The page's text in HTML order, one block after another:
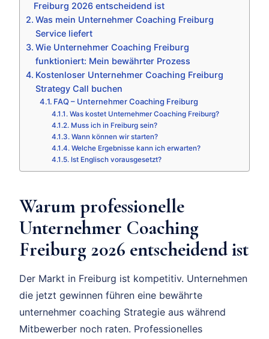
Freiburg 2026 entscheidend ist
Was mein Unternehmer Coaching Freiburg
Service liefert
Wie Unternehmer Coaching Freiburg
funktioniert: Mein bewährter Prozess
Kostenloser Unternehmer Coaching Freiburg
Strategy Call buchen
FAQ – Unternehmer Coaching Freiburg
Was kostet Unternehmer Coaching Freiburg?
Muss ich in Freiburg sein?
Wann können wir starten?
Welche Ergebnisse kann ich erwarten?
Ist Englisch vorausgesetzt?
Warum professionelle
Unternehmer Coaching
Freiburg 2026 entscheidend ist
Der Markt in Freiburg ist kompetitiv. Unternehmen
die jetzt gewinnen führen eine bewährte
unternehmer coaching Strategie aus während
Mitbewerber noch raten. Professionelles